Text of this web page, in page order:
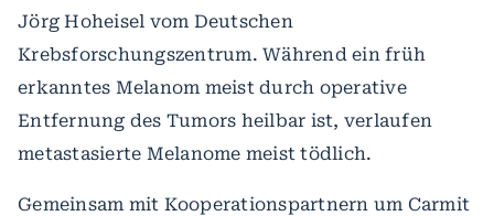
Jörg Hoheisel vom Deutschen
Krebsforschungszentrum. Während ein früh
erkanntes Melanom meist durch operative
Entfernung des Tumors heilbar ist, verlaufen
metastasierte Melanome meist tödlich.
Gemeinsam mit Kooperationspartnern um Carmit